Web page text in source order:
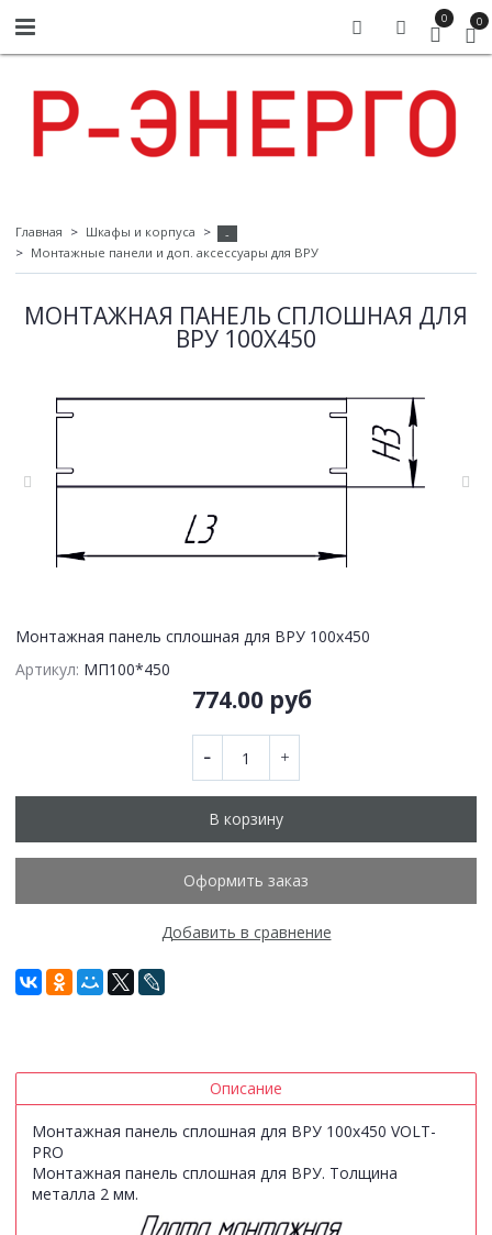
0 0
Главная Шкафы и корпуса
-
Монтажные панели и доп. аксессуары для ВРУ
МОНТАЖНАЯ ПАНЕЛЬ СПЛОШНАЯ ДЛЯ
ВРУ 100Х450
Монтажная панель сплошная для ВРУ 100х450
Артикул: МП100*450
774.00 руб
В корзину
Оформить заказ
Добавить в сравнение
Описание
Монтажная панель сплошная для ВРУ 100х450 VOLT-
PRO
Монтажная панель сплошная для ВРУ. Толщина
металла 2 мм.